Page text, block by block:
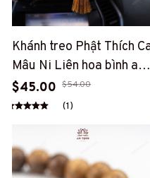
Khánh treo Phật Thích
Mâu Ni Liên hoa bình an
treo xe ô tô, vật phẩm
decor, quà tặng bình an
$45.00 $54.00
(1)